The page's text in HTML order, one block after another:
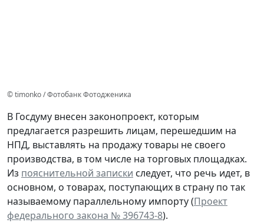
© timonko / Фотобанк Фотодженика
В Госдуму внесен законопроект, которым
предлагается разрешить лицам, перешедшим на
НПД, выставлять на продажу товары не своего
производства, в том числе на торговых площадках.
Из пояснительной записки следует, что речь идет, в
основном, о товарах, поступающих в страну по так
называемому параллельному импорту (Проект
федерального закона № 396743-8).